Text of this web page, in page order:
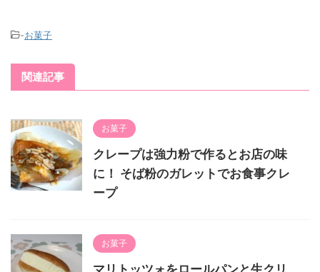
-お菓子
関連記事
お菓子
クレープは強力粉で作るとお店の味
に！ そば粉のガレットでお食事クレ
ープ
お菓子